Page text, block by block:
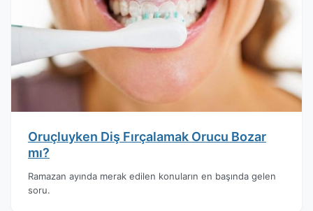
Oruçluyken Diş Fırçalamak Orucu Bozar
mı?
Ramazan ayında merak edilen konuların en başında gelen
soru.